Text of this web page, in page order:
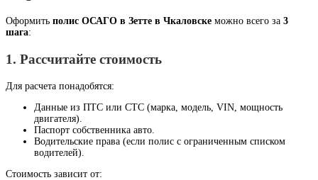
Оформить полис ОСАГО в Зетте в Чкаловске можно всего за 3
шага:
1. Рассчитайте стоимость
Для расчета понадобятся:
Данные из ПТС или СТС (марка, модель, VIN, мощность
двигателя).
Паспорт собственника авто.
Водительские права (если полис с ограниченным списком
водителей).
Стоимость зависит от: